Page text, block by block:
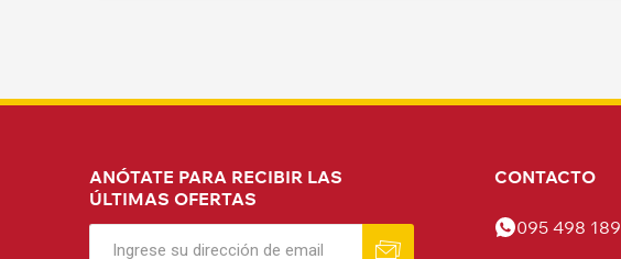
ANÓTATE PARA RECIBIR LAS
ÚLTIMAS OFERTAS
CONTACTO
095 498 189